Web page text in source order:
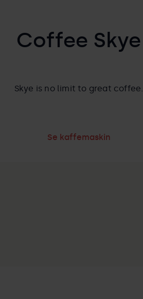
Coffee Skye
Skye is no limit to great coffee.
Se kaffemaskin